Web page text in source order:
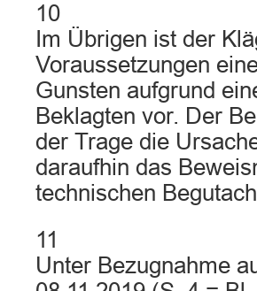
10
Im Übrigen ist der
Voraussetzungen
Gunsten aufgrund
Beklagten vor. Der
der Trage die
daraufhin das
technischen
11
Unter Bezugnahme